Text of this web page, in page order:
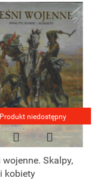
Produkt niedostępny
wojenne. Skalpy,
kobiety